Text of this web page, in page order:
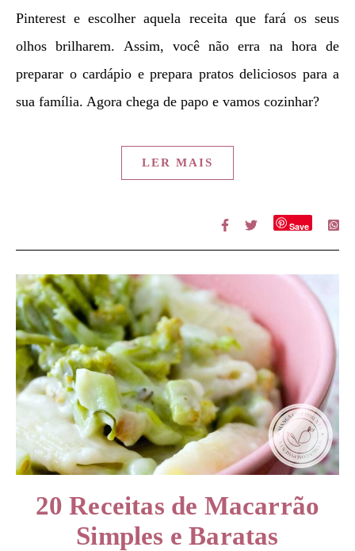
Pinterest e escolher aquela receita que fará os seus
olhos brilharem. Assim, você não erra na hora de
preparar o cardápio e prepara pratos deliciosos para a
sua família. Agora chega de papo e vamos cozinhar?
LER MAIS
Save
20 Receitas de Macarrão
Simples e Baratas